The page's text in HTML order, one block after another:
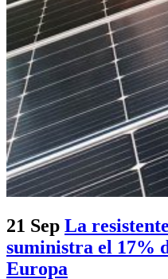
21 Sep La
suministra el 17%
Europa